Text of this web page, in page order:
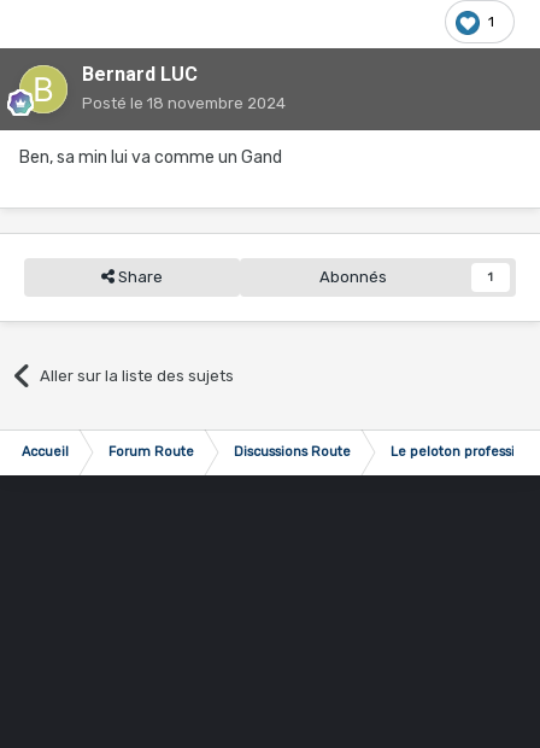
1
Bernard LUC
Posté le 18 novembre 2024
Ben, sa min lui va comme un Gand
Share Abonnés 1
Aller sur la liste des sujets
Accueil Forum Route Discussions Route Le peloton